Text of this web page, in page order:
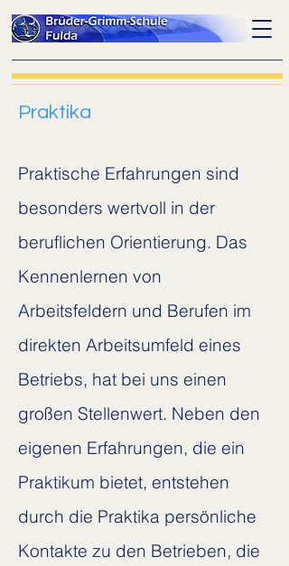
Praktika
Praktische Erfahrungen sind
besonders wertvoll in der
beruflichen Orientierung. Das
Kennenlernen von
Arbeitsfeldern und Berufen im
direkten Arbeitsumfeld eines
Betriebs, hat bei uns einen
großen Stellenwert. Neben den
eigenen Erfahrungen, die ein
Praktikum bietet, entstehen
durch die Praktika persönliche
Kontakte zu den Betrieben, die